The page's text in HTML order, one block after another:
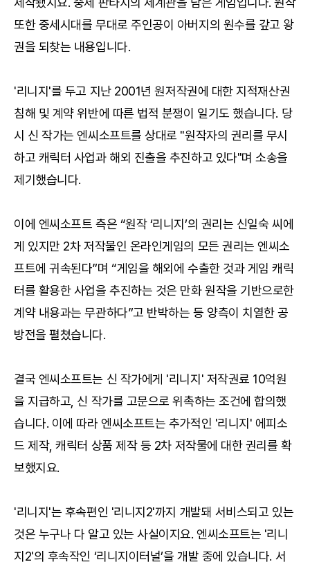
또한 중세시대를 무대로 주인공이 아버지의 원수를 갚고 왕
권을 되찾는 내용입니다.
'리니지'를 두고 지난 2001년 원저작권에 대한 지적재산권
침해 및 계약 위반에 따른 법적 분쟁이 일기도 했습니다. 당
시 신 작가는 엔씨소프트를 상대로 "원작자의 권리를 무시
하고 캐릭터 사업과 해외 진출을 추진하고 있다"며 소송을
제기했습니다.
이에 엔씨소프트 측은 “원작 ‘리니지’의 권리는 신일숙 씨에
게 있지만 2차 저작물인 온라인게임의 모든 권리는 엔씨소
프트에 귀속된다”며 “게임을 해외에 수출한 것과 게임 캐릭
터를 활용한 사업을 추진하는 것은 만화 원작을 기반으로한
계약 내용과는 무관하다”고 반박하는 등 양측이 치열한 공
방전을 펼쳤습니다.
결국 엔씨소프트는 신 작가에게 '리니지' 저작권료 10억원
을 지급하고, 신 작가를 고문으로 위촉하는 조건에 합의했
습니다. 이에 따라 엔씨소프트는 추가적인 '리니지' 에피소
드 제작, 캐릭터 상품 제작 등 2차 저작물에 대한 권리를 확
보했지요.
'리니지'는 후속편인 '리니지2'까지 개발돼 서비스되고 있는
것은 누구나 다 알고 있는 사실이지요. 엔씨소프트는 '리니
지2'의 후속작인 ‘리니지이터널’을 개발 중에 있습니다. 서